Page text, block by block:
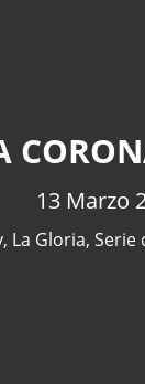
13 Marzo
, La Gloria, Serie